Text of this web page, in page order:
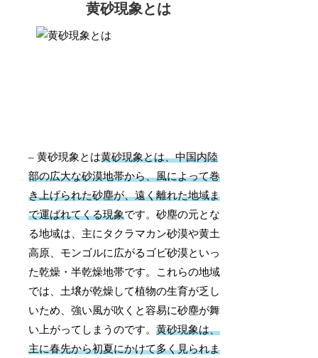
黄砂現象とは
– 黄砂現象とは黄砂現象とは、中国内陸
部の広大な砂漠地帯から、風によって巻
き上げられた砂塵が、遠く離れた地域ま
で運ばれてくる現象です。砂塵の元とな
る地域は、主にタクラマカン砂漠や黄土
高原、モンゴルに広がるゴビ砂漠といっ
た乾燥・半乾燥地帯です。これらの地域
では、土壌が乾燥して植物の生育が乏し
いため、強い風が吹くと容易に砂塵が舞
い上がってしまうのです。黄砂現象は、
主に春先から初夏にかけて多く見られま